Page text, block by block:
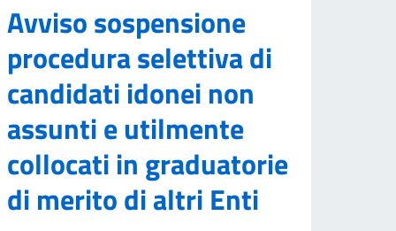
Avviso sospensione
procedura selettiva di
candidati idonei non
assunti e utilmente
collocati in graduatorie
di merito di altri Enti